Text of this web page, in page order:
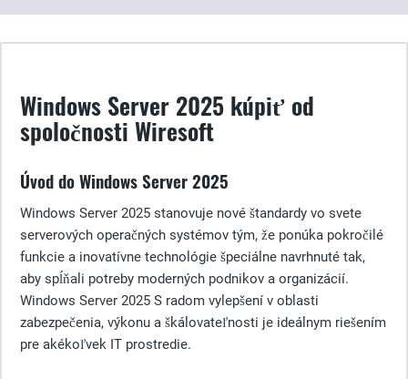
Windows Server 2025 kúpiť od
spoločnosti Wiresoft
Úvod do Windows Server 2025
Windows Server 2025 stanovuje nové štandardy vo svete
serverových operačných systémov tým, že ponúka pokročilé
funkcie a inovatívne technológie špeciálne navrhnuté tak,
aby spĺňali potreby moderných podnikov a organizácií.
Windows Server 2025 S radom vylepšení v oblasti
zabezpečenia, výkonu a škálovateľnosti je ideálnym riešením
pre akékoľvek IT prostredie.